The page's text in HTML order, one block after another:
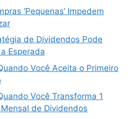
‘Pequenas’ Impedem
de Dividendos Pode
Esperada
Você Aceita o Primeiro
Você Transforma 1
de Dividendos